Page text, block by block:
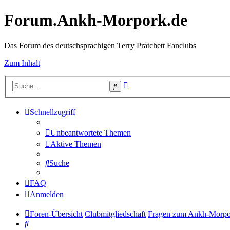
Forum.Ankh-Morpork.de
Das Forum des deutschsprachigen Terry Pratchett Fanclubs
Zum Inhalt
Suche
Schnellzugriff
Unbeantwortete Themen
Aktive Themen
Suche
FAQ
Anmelden
Foren-Übersicht Clubmitgliedschaft Fragen zum Ankh-
Suche